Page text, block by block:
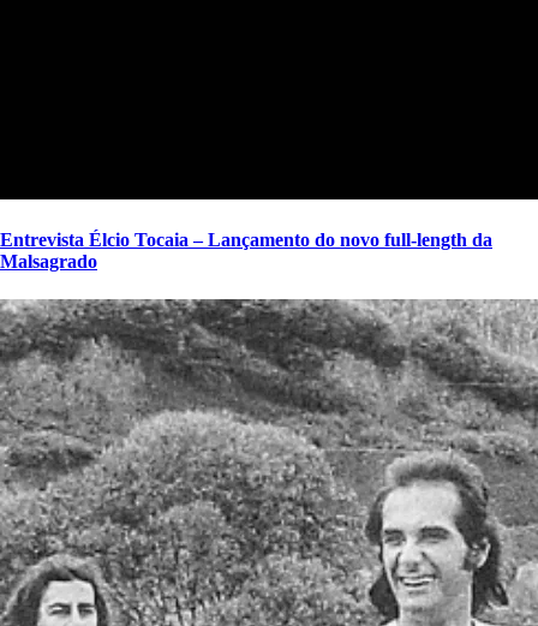
Entrevista Élcio Tocaia – Lançamento do novo full-length da
Malsagrado